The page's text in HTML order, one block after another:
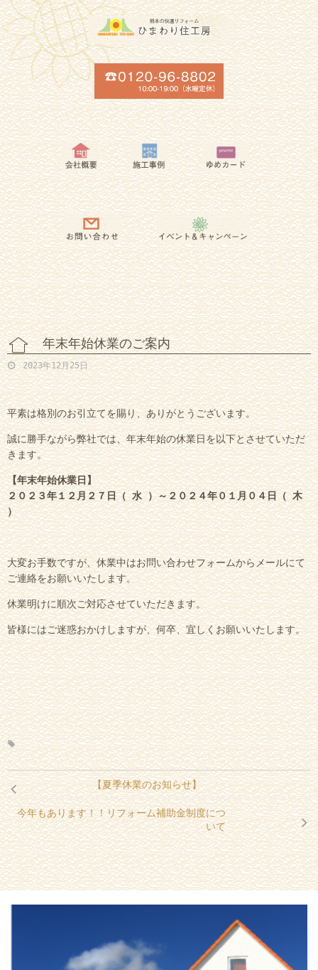
年末年始休業のご案内
2023年12月25日
平素は格別のお引立てを賜り、ありがとうございます。
誠に勝手ながら弊社では、年末年始の休業日を以下とさせていただ
きます。
【年末年始休業日】
２０２３年１２月２７日（ 水 ）～２０２４年０１月０４日（ 木
）
大変お手数ですが、休業中はお問い合わせフォームからメールにて
ご連絡をお願いいたします。
休業明けに順次ご対応させていただきます。
皆様にはご迷惑おかけしますが、何卒、宜しくお願いいたします。
【夏季休業のお知らせ】
今年もあります！！リフォーム補助金制度につ
いて